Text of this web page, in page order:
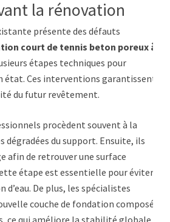
la rénovation
présente des défauts
court de tennis beton poreux à
étapes techniques pour
Ces interventions garantissent
du futur revêtement.
procèdent souvent à la
dégradées du support. Ensuite, ils
afin de retrouver une surface
étape est essentielle pour éviter
d’eau. De plus, les spécialistes
couche de fondation composée
ce qui améliore la stabilité globale